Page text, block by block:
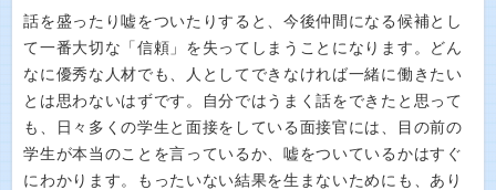
話を盛ったり嘘をついたりすると、今後仲間になる候補とし
て一番大切な「信頼」を失ってしまうことになります。どん
なに優秀な人材でも、人としてできなければ一緒に働きたい
とは思わないはずです。自分ではうまく話をできたと思って
も、日々多くの学生と面接をしている面接官には、目の前の
学生が本当のことを言っているか、嘘をついているかはすぐ
にわかります。もったいない結果を生まないためにも、あり